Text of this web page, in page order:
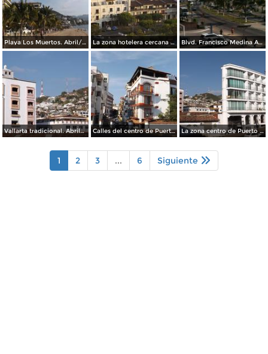
Playa Los Muertos. Abril/2015 La zona hotelera cercana al aeropuerto. Mayo/2015 Blvd. Francisco Medina Ascencio. Abril/2015
Vallarta tradicional. Abril/2015 Calles del centro de Puerto Vallarta. Abril/2015 La zona centro de Puerto Vallarta. Abril/2015
1 2 3 ... 6 Siguiente